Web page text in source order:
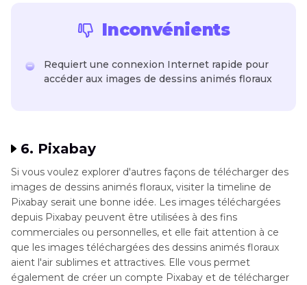
Inconvénients
Requiert une connexion Internet rapide pour
accéder aux images de dessins animés floraux
6. Pixabay
Si vous voulez explorer d'autres façons de télécharger des
images de dessins animés floraux, visiter la timeline de
Pixabay serait une bonne idée. Les images téléchargées
depuis Pixabay peuvent être utilisées à des fins
commerciales ou personnelles, et elle fait attention à ce
que les images téléchargées des dessins animés floraux
aient l'air sublimes et attractives. Elle vous permet
également de créer un compte Pixabay et de télécharger